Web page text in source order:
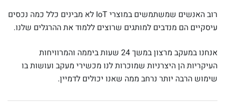
רוב האנשים שמשתמשים במוצרי IoT לא מבינים כלל כמה נכסים
עיסקיים הם מנדבים למותגים שרוצים ללמוד את ההרגלים שלנו.
אנחנו במעקב מרצון במשך 24 שעות ביממה והמרוויחות
העיקריות הן היצרניות שמוכרות לנו מכשירי מעקב ועושות בו
שימוש הרבה יותר נרחב ממה שאנו יכולים לדמיין.